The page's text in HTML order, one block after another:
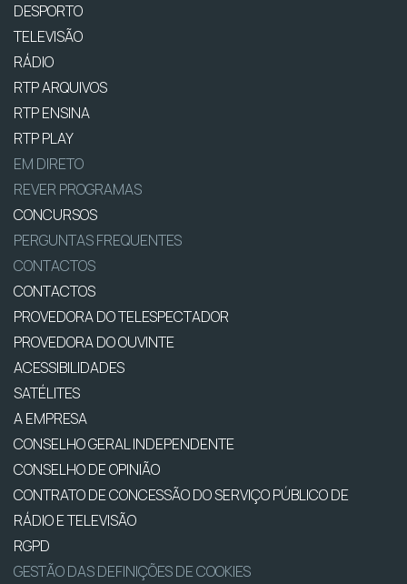
DESPORTO
TELEVISÃO
RÁDIO
RTP ARQUIVOS
RTP ENSINA
RTP PLAY
EM DIRETO
REVER PROGRAMAS
CONCURSOS
PERGUNTAS FREQUENTES
CONTACTOS
CONTACTOS
PROVEDORA DO TELESPECTADOR
PROVEDORA DO OUVINTE
ACESSIBILIDADES
SATÉLITES
A EMPRESA
CONSELHO GERAL INDEPENDENTE
CONSELHO DE OPINIÃO
CONTRATO DE CONCESSÃO DO SERVIÇO PÚBLICO DE
RÁDIO E TELEVISÃO
RGPD
GESTÃO DAS DEFINIÇÕES DE COOKIES